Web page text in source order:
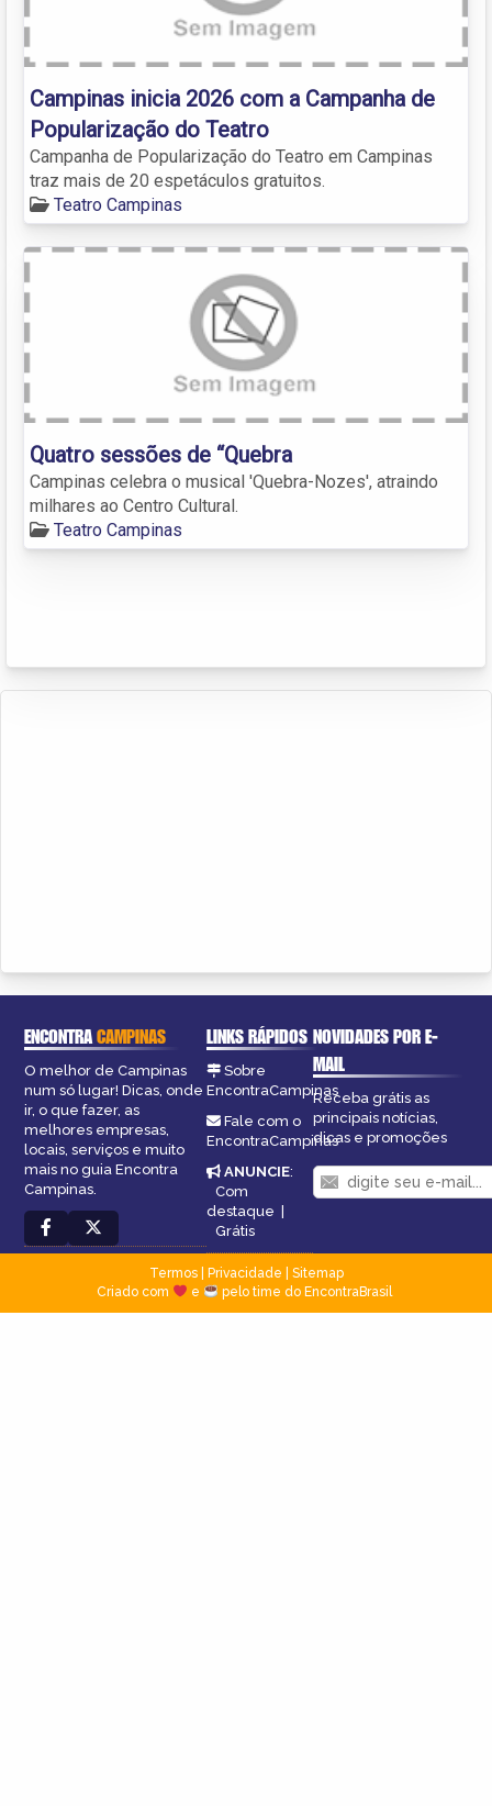
Campinas inicia 2026 com a Campanha de
Popularização do Teatro
Campanha de Popularização do Teatro em Campinas
traz mais de 20 espetáculos gratuitos.
Teatro Campinas
Quatro sessões de “Quebra
Campinas celebra o musical 'Quebra-Nozes', atraindo
milhares ao Centro Cultural.
Teatro Campinas
ENCONTRACAMPINAS
O melhor de Campinas
num só lugar! Dicas, onde
ir, o que fazer, as
melhores empresas,
locais, serviços e muito
mais no guia Encontra
Campinas.
LINKS RÁPIDOS
Sobre
EncontraCampinas
Fale com o
EncontraCampinas
ANUNCIE:
Com
destaque |
Grátis
NOVIDADES POR E-
MAIL
Receba grátis as
principais notícias,
dicas e promoções
Termos| Privacidade
Sitemap
Criado com
e pelo time do EncontraBrasil